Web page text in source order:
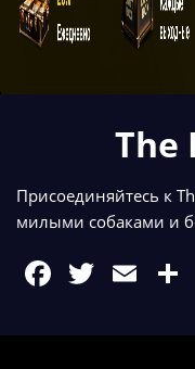
The
Присоединяйтесь к
милыми собаками и